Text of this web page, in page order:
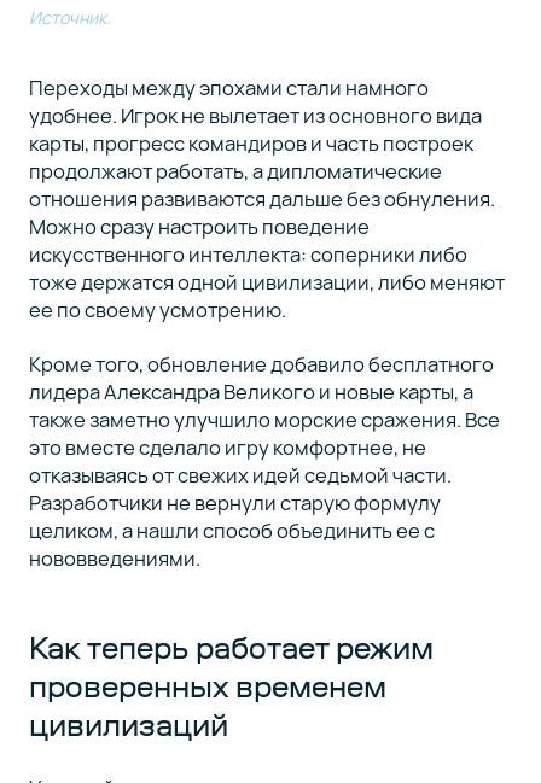
Источник.
Переходы между эпохами стали намного
удобнее. Игрок не вылетает из основного вида
карты, прогресс командиров и часть построек
продолжают работать, а дипломатические
отношения развиваются дальше без обнуления.
Можно сразу настроить поведение
искусственного интеллекта: соперники либо
тоже держатся одной цивилизации, либо меняют
ее по своему усмотрению.
Кроме того, обновление добавило бесплатного
лидера Александра Великого и новые карты, а
также заметно улучшило морские сражения. Все
это вместе сделало игру комфортнее, не
отказываясь от свежих идей седьмой части.
Разработчики не вернули старую формулу
целиком, а нашли способ объединить ее с
нововведениями.
Как теперь работает режим
проверенных временем
цивилизаций